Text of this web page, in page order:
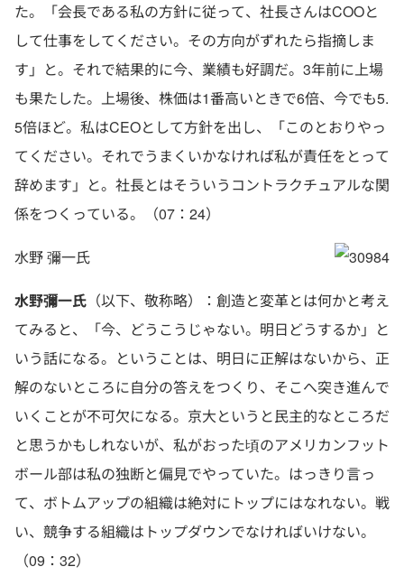
た。「会長である私の方針に従って、社長さんはCOOと
して仕事をしてください。その方向がずれたら指摘しま
す」と。それで結果的に今、業績も好調だ。3年前に上場
も果たした。上場後、株価は1番高いときで6倍、今でも5.
5倍ほど。私はCEOとして方針を出し、「このとおりやっ
てください。それでうまくいかなければ私が責任をとって
辞めます」と。社長とはそういうコントラクチュアルな関
係をつくっている。（07：24）
水野 彌一氏
水野彌一氏 （以下、敬称略）：創造と変革とは何かと考え
てみると、「今、どうこうじゃない。明日どうするか」と
いう話になる。ということは、明日に正解はないから、正
解のないところに自分の答えをつくり、そこへ突き進んで
いくことが不可欠になる。京大というと民主的なところだ
と思うかもしれないが、私がおった頃のアメリカンフット
ボール部は私の独断と偏見でやっていた。はっきり言っ
て、ボトムアップの組織は絶対にトップにはなれない。戦
い、競争する組織はトップダウンでなければいけない。
（09：32）